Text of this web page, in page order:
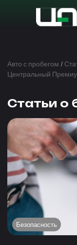
Авто с пробегом /
Центральный
Статьи о
Безопасность